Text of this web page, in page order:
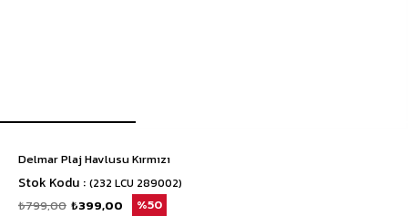
Delmar Plaj Havlusu Kırmızı
Stok Kodu (232 LCU 289002)
₺799,00 ₺399,00 50